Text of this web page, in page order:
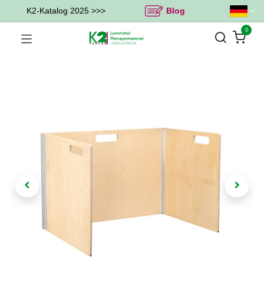
K2-Katalog 2025 >>> Blog
0